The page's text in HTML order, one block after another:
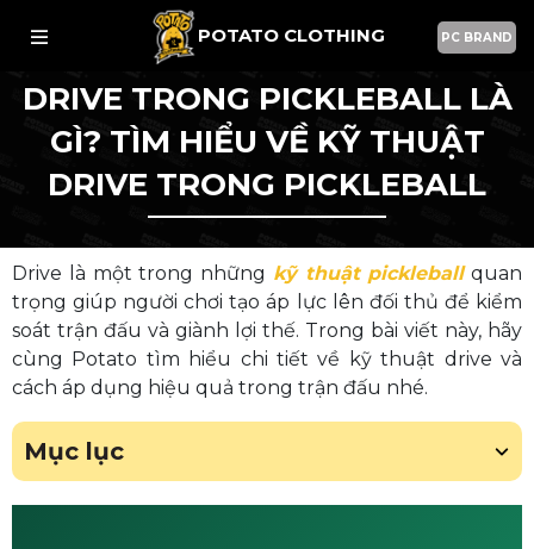
POTATO CLOTHING PC BRAND
DRIVE TRONG PICKLEBALL LÀ
GÌ? TÌM HIỂU VỀ KỸ THUẬT
DRIVE TRONG PICKLEBALL
Drive là một trong những kỹ thuật pickleballquan
trọng giúp người chơi tạo áp lực lên đối thủ để kiểm
soát trận đấu và giành lợi thế. Trong bài viết này, hãy
cùng Potato tìm hiểu chi tiết về kỹ thuật drive và
cách áp dụng hiệu quả trong trận đấu nhé.
Mục lục